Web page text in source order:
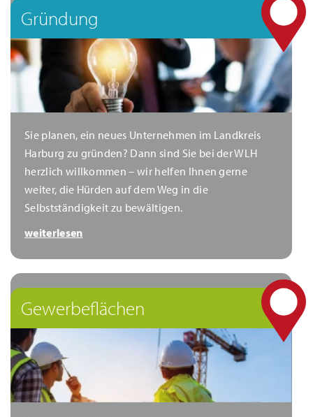
Gründung
Sie planen, ein neues Unternehmen im Landkreis
Harburg zu gründen? Dann sind Sie bei der WLH
herzlich willkommen – wir helfen Ihnen gerne
weiter, die Hürden auf dem Weg in die
Selbstständigkeit zu bewältigen.
weiterlesen
Gewerbeflächen